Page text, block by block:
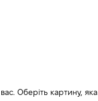
Оберіть картину, яка